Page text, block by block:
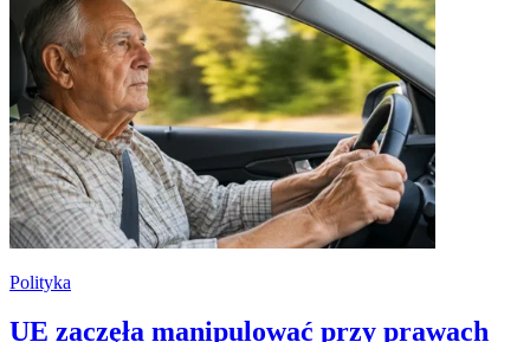
Polityka
UE zaczęła manipulować przy prawach